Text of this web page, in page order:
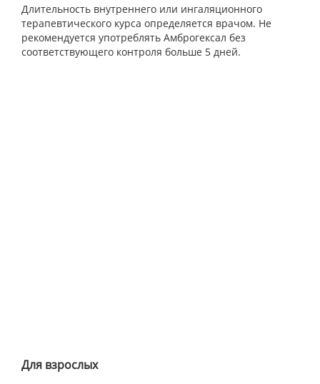
Длительность внутреннего или ингаляционного
терапевтического курса определяется врачом. Не
рекомендуется употреблять Амброгексал без
соответствующего контроля больше 5 дней.
Для взрослых